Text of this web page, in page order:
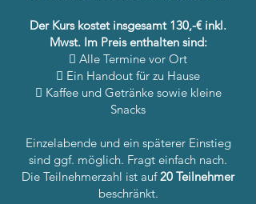
Der Kurs kostet insgesamt 130,-€ inkl.
Mwst. Im Preis enthalten sind:
 Alle Termine vor Ort
 Ein Handout für zu Hause
 Kaffee und Getränke sowie kleine
Snacks
Einzelabende und ein späterer Einstieg
sind ggf. möglich. Fragt einfach nach.
Die Teilnehmerzahl ist auf20 Teilnehmer
beschränkt.